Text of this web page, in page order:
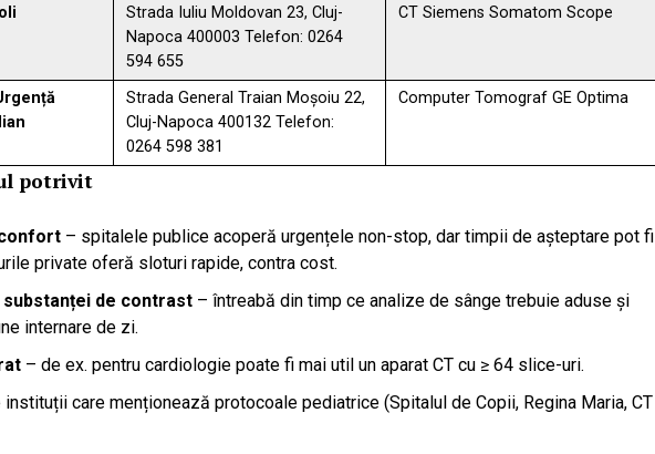
Strada Iuliu Moldovan 23, Cluj-
Napoca 400003 Telefon: 0264
594 655
CT Siemens Somatom Scope
Strada General Traian Moșoiu 22,
Cluj-Napoca 400132 Telefon:
0264 598 381
Computer Tomograf GE Optima
potrivit
– spitalele publice acoperă urgențele non-stop, dar timpii de așteptare pot fi
private oferă sloturi rapide, contra cost.
de contrast – întreabă din timp ce analize de sânge trebuie aduse și
internare de zi.
– de ex. pentru cardiologie poate fi mai util un aparat CT cu ≥ 64 slice-uri.
instituții care menționează protocoale pediatrice (Spitalul de Copii, Regina Maria, CT